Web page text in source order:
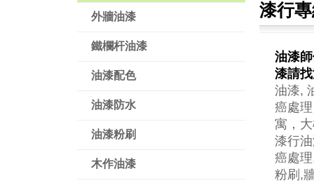
外牆油漆
鐵欄杆油漆
油漆配色
油漆防水
油漆粉刷
木作油漆
漆行
油漆
漆請
油漆,
癌處
寓，
漆行
癌處
粉刷,